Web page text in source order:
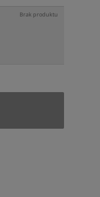
Brak produktu